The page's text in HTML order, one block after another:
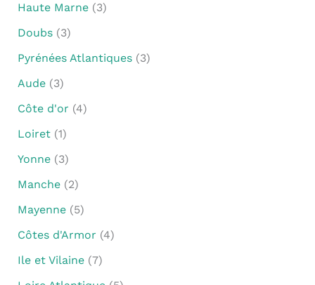
Haute Marne(3)
Doubs(3)
Pyrénées Atlantiques(3)
Aude(3)
Côte d'or (4)
Loiret(1)
Yonne(3)
Manche(2)
Mayenne(5)
Côtes d'Armor (4)
Ile et Vilaine(7)